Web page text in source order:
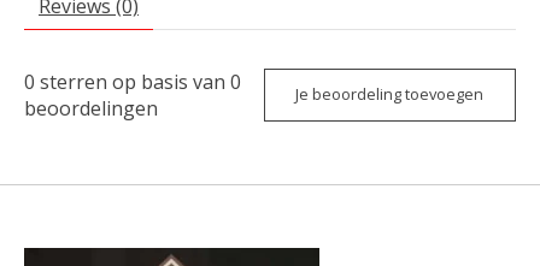
Reviews (0)
0 sterren op basis van 0
beoordelingen
Je beoordeling toevoegen